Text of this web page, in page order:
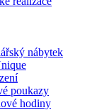
nábytek
poukazy
hodiny